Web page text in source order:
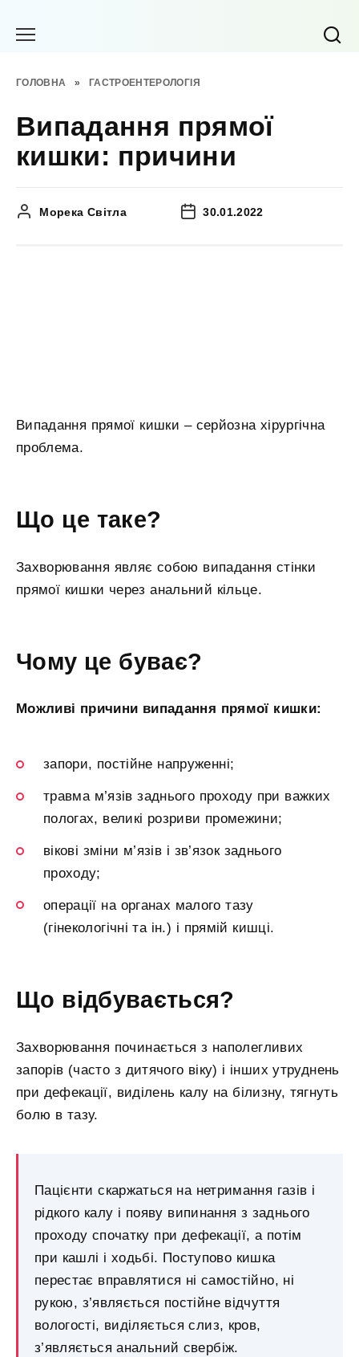
ГОЛОВНА » ГАСТРОЕНТЕРОЛОГІЯ
Випадання прямої
кишки: причини
Морека Світла 30.01.2022
Випадання прямої кишки – серйозна хірургічна
проблема.
Що це таке?
Захворювання являє собою випадання стінки
прямої кишки через анальний кільце.
Чому це буває?
Можливі причини випадання прямої кишки:
запори, постійне напруженні;
травма м’язів заднього проходу при важких
пологах, великі розриви промежини;
вікові зміни м’язів і зв’язок заднього
проходу;
операції на органах малого тазу
(гінекологічні та ін.) і прямій кишці.
Що відбувається?
Захворювання починається з наполегливих
запорів (часто з дитячого віку) і інших утруднень
при дефекації, виділень калу на білизну, тягнуть
болю в тазу.
Пацієнти скаржаться на нетримання газів і
рідкого калу і появу випинання з заднього
проходу спочатку при дефекації, а потім
при кашлі і ходьбі. Поступово кишка
перестає вправлятися ні самостійно, ні
рукою, з’являється постійне відчуття
вологості, виділяється слиз, кров,
з’являється анальний свербіж.